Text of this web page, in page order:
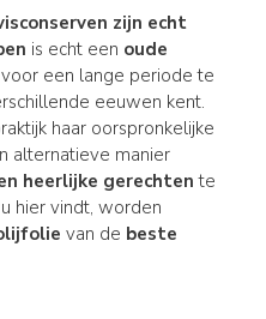
zijn echt
is echt een oude
een lange periode te
eeuwen kent.
haar oorspronkelijke
alternatieve manier
heerlijke gerechten te
hier vindt, worden
van de beste